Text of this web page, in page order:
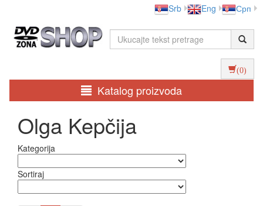
Srb Eng Срп
(0)
Katalog proizvoda
Olga Kepčija
Kategorija
Sortiraj